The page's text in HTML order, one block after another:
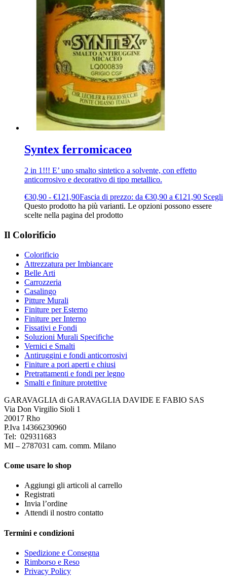
Syntex ferromicaceo
2 in 1!!! E’ uno smalto sintetico a solvente, con effetto
anticorrosivo e decorativo di tipo metallico.
€30,90 - €121,90Fascia di prezzo: da €30,90 a €121,90 Scegli
Questo prodotto ha più varianti. Le opzioni possono essere
scelte nella pagina del prodotto
Il Colorificio
Colorificio
Attrezzatura per Imbiancare
Belle Arti
Carrozzeria
Casalingo
Pitture Murali
Finiture per Esterno
Finiture per Interno
Fissativi e Fondi
Soluzioni Murali Specifiche
Vernici e Smalti
Antiruggini e fondi anticorrosivi
Finiture a pori aperti e chiusi
Pretrattamenti e fondi per legno
Smalti e finiture protettive
GARAVAGLIA di GARAVAGLIA DAVIDE E FABIO SAS
Via Don Virgilio Sioli 1
20017 Rho
P.Iva 14366230960
Tel: 029311683
MI – 2787031 cam. comm. Milano
Come usare lo shop
Aggiungi gli articoli al carrello
Registrati
Invia l’ordine
Attendi il nostro contatto
Termini e condizioni
Spedizione e Consegna
Rimborso e Reso
Privacy Policy